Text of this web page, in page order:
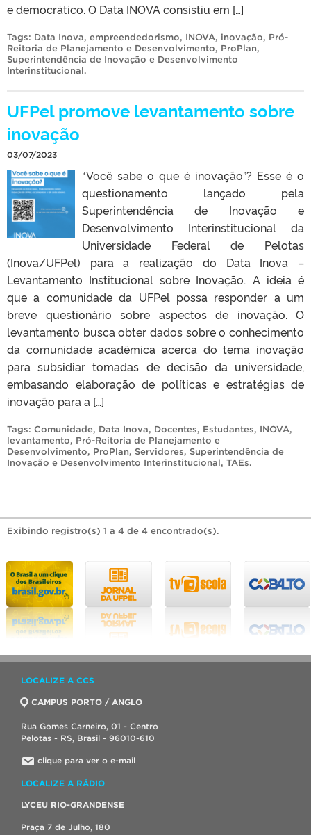
e democrático. O Data INOVA consistiu em […]
Tags: Data Inova, empreendedorismo, INOVA, inovação, Pró-
Reitoria de Planejamento e Desenvolvimento, ProPlan,
Superintendência de Inovação e Desenvolvimento
Interinstitucional.
UFPel promove levantamento sobre
inovação
03/07/2023
“Você sabe o que é inovação”? Esse é o
questionamento lançado pela
Superintendência de Inovação e
Desenvolvimento Interinstitucional da
Universidade Federal de Pelotas
(Inova/UFPel) para a realização do Data Inova –
Levantamento Institucional sobre Inovação. A ideia é
que a comunidade da UFPel possa responder a um
breve questionário sobre aspectos de inovação. O
levantamento busca obter dados sobre o conhecimento
da comunidade acadêmica acerca do tema inovação
para subsidiar tomadas de decisão da universidade,
embasando elaboração de políticas e estratégias de
inovação para a […]
Tags: Comunidade, Data Inova, Docentes, Estudantes, INOVA,
levantamento, Pró-Reitoria de Planejamento e
Desenvolvimento, ProPlan, Servidores, Superintendência de
Inovação e Desenvolvimento Interinstitucional, TAEs.
Exibindo registro(s) 1 a 4 de 4 encontrado(s).
LOCALIZE A CCS
CAMPUS PORTO / ANGLO
Rua Gomes Carneiro, 01 - Centro
Pelotas - RS, Brasil - 96010-610
clique para ver o e-mail
LOCALIZE A RÁDIO
LYCEU RIO-GRANDENSE
Praça 7 de Julho, 180